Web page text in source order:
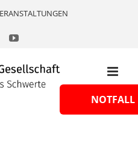
YouTube
NOTFALL